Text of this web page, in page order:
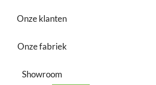
Onze klanten
Onze fabriek
Showroom